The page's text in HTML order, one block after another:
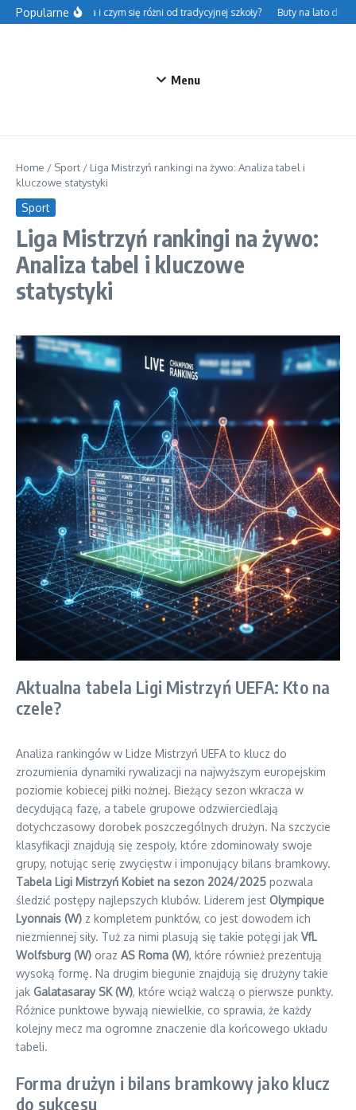
Przejdź do treści
Popularne
– na czym polega i czym się różni od tradycyjnej szkoły? Buty na lato do
Menu
Home / Sport / Liga Mistrzyń rankingi na żywo: Analiza tabel i
kluczowe statystyki
Sport
Liga Mistrzyń rankingi na żywo:
Analiza tabel i kluczowe
statystyki
Aktualna tabela Ligi Mistrzyń UEFA: Kto na
czele?
Analiza rankingów w Lidze Mistrzyń UEFA to klucz do
zrozumienia dynamiki rywalizacji na najwyższym europejskim
poziomie kobiecej piłki nożnej. Bieżący sezon wkracza w
decydującą fazę, a tabele grupowe odzwierciedlają
dotychczasowy dorobek poszczególnych drużyn. Na szczycie
klasyfikacji znajdują się zespoły, które zdominowały swoje
grupy, notując serię zwycięstw i imponujący bilans bramkowy.
Tabela Ligi Mistrzyń Kobiet na sezon 2024/2025 pozwala
śledzić postępy najlepszych klubów. Liderem jest Olympique
Lyonnais (W) z kompletem punktów, co jest dowodem ich
niezmiennej siły. Tuż za nimi plasują się takie potęgi jak VfL
Wolfsburg (W) oraz AS Roma (W), które również prezentują
wysoką formę. Na drugim biegunie znajdują się drużyny takie
jak Galatasaray SK (W), które wciąż walczą o pierwsze punkty.
Różnice punktowe bywają niewielkie, co sprawia, że każdy
kolejny mecz ma ogromne znaczenie dla końcowego układu
tabeli.
Forma drużyn i bilans bramkowy jako klucz
do sukcesu